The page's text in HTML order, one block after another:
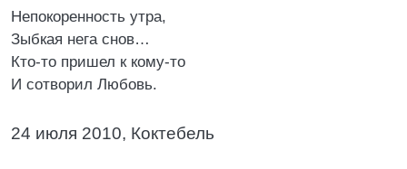
Непокоренность утра,
Зыбкая нега снов…
Кто-то пришел к кому-то
И сотворил Любовь.
24 июля 2010, Коктебель